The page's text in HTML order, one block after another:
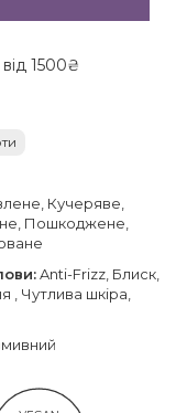
від 1500₴
Кучеряве,
Пошкоджене,
Anti-Frizz, Блиск,
, Чутлива шкіра,